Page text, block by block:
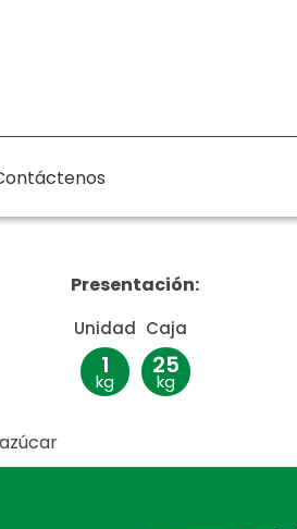
Presentación:
Unidad
1
kg
Caja
25
kg